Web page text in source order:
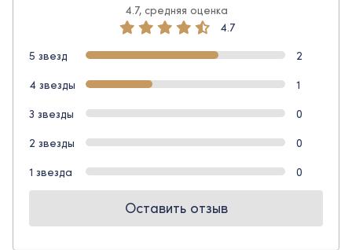
4.7, средняя оценка
4.7
5 звезд
2
4 звезды
1
3 звезды
0
2 звезды
0
1 звезда
0
Оставить отзыв